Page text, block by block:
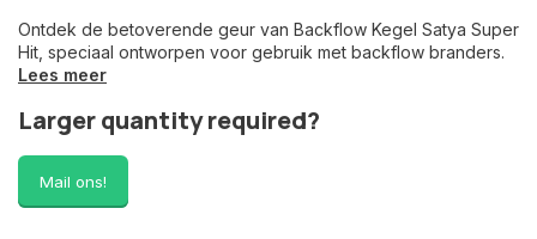
Ontdek de betoverende geur van Backflow Kegel Satya Super
Hit, speciaal ontworpen voor gebruik met backflow branders.
Lees meer
Larger quantity required?
Mail ons!